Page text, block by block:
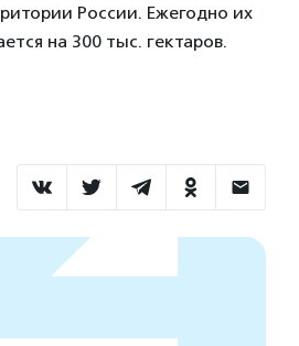
России. Ежегодно их
на 300 тыс. гектаров.